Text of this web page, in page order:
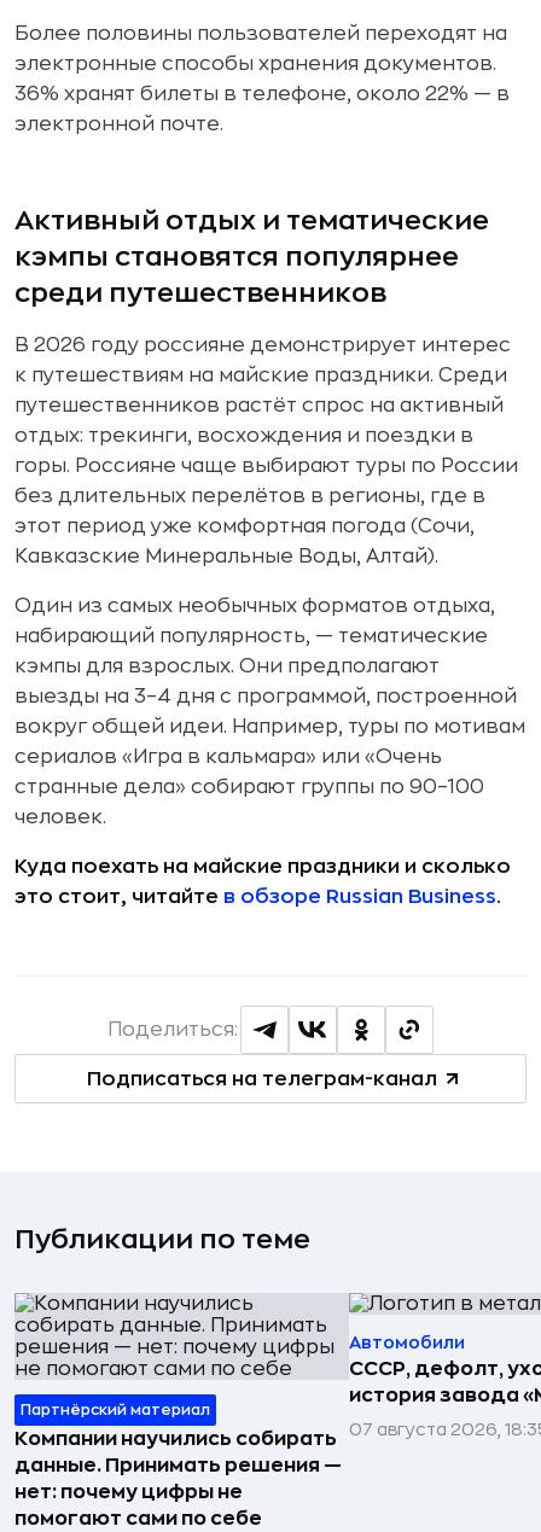
Более половины пользователей переходят на
электронные способы хранения документов.
36% хранят билеты в телефоне, около 22% — в
электронной почте.
Активный отдых и тематические
кэмпы становятся популярнее
среди путешественников
В 2026 году россияне демонстрирует интерес
к путешествиям на майские праздники. Среди
путешественников растёт спрос на активный
отдых: трекинги, восхождения и поездки в
горы. Россияне чаще выбирают туры по России
без длительных перелётов в регионы, где в
этот период уже комфортная погода (Сочи,
Кавказские Минеральные Воды, Алтай).
Один из самых необычных форматов отдыха,
набирающий популярность, — тематические
кэмпы для взрослых. Они предполагают
выезды на 3–4 дня с программой, построенной
вокруг общей идеи. Например, туры по мотивам
сериалов «Игра в кальмара» или «Очень
странные дела» собирают группы по 90–100
человек.
Куда поехать на майские праздники и сколько
это стоит, читайте в обзоре Russian Business.
Подписаться на телеграм-канал
Поделиться:
Публикации по теме
Партнёрский материал
Компании научились собирать
данные. Принимать решения —
нет: почему цифры не
помогают сами по себе
Автомобили
СССР, дефолт,
история завода
07 августа 2026,